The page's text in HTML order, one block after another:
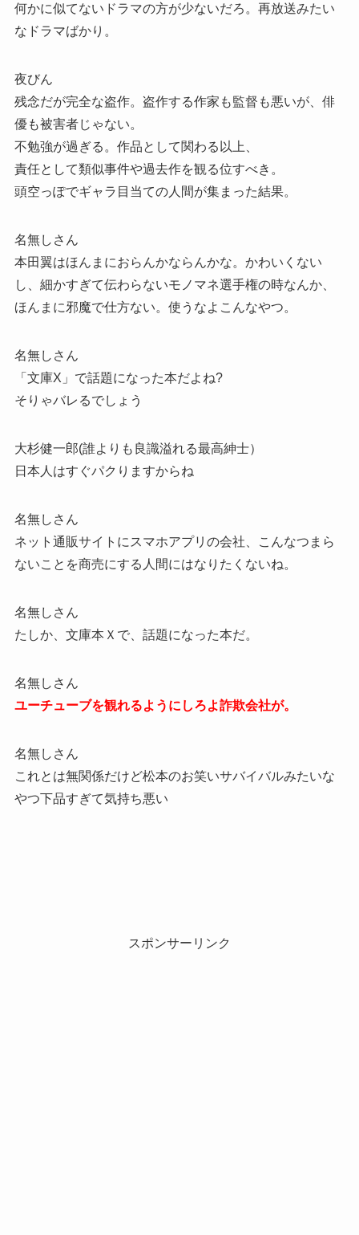
何かに似てないドラマの方が少ないだろ。再放送みたい
なドラマばかり。
夜びん
残念だが完全な盗作。盗作する作家も監督も悪いが、俳
優も被害者じゃない。
不勉強が過ぎる。作品として関わる以上、
責任として類似事件や過去作を観る位すべき。
頭空っぽでギャラ目当ての人間が集まった結果。
名無しさん
本田翼はほんまにおらんかならんかな。かわいくない
し、細かすぎて伝わらないモノマネ選手権の時なんか、
ほんまに邪魔で仕方ない。使うなよこんなやつ。
名無しさん
「文庫X」で話題になった本だよね?
そりゃバレるでしょう
大杉健一郎(誰よりも良識溢れる最高紳士）
日本人はすぐパクりますからね
名無しさん
ネット通販サイトにスマホアプリの会社、こんなつまら
ないことを商売にする人間にはなりたくないね。
名無しさん
たしか、文庫本Ｘで、話題になった本だ。
名無しさん
ユーチューブを観れるようにしろよ詐欺会社が。
名無しさん
これとは無関係だけど松本のお笑いサバイバルみたいな
やつ下品すぎて気持ち悪い
スポンサーリンク